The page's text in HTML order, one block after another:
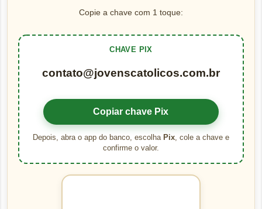
Copie a chave com 1 toque:
CHAVE PIX
contato@jovenscatolicos.com.br
Copiar chave Pix
Depois, abra o app do banco, escolha Pix, cole a chave e
confirme o valor.